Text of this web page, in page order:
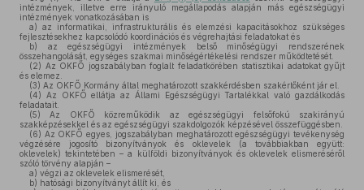
intézmények, illetve erre irányuló megállapodás alapján más egészségügyi
intézmények vonatkozásában is
a) az informatikai, infrastrukturális és elemzési kapacitásokhoz szükséges
fejlesztésekhez kapcsolódó koordinációs és végrehajtási feladatokat és
b) az egészségügyi intézmények belső minőségügyi rendszerének
összehangolását, egységes szakmai minőségértékelési rendszer működtetését.
(2) Az OKFŐ jogszabályban foglalt feladatkörében statisztikai adatokat gyűjt
és elemez.
(3) Az OKFŐ Kormány által meghatározott szakkérdésben szakértőként jár el.
(4) Az OKFŐ ellátja az Állami Egészségügyi Tartalékkal való gazdálkodás
feladatait.
(5) Az OKFŐ közreműködik az egészségügyi felsőfokú szakirányú
szakképzésekkel és az egészségügyi szakdolgozók képzésével összefüggésben.
(6) Az OKFŐ egyes, jogszabályban meghatározott egészségügyi tevékenység
végzésére jogosító bizonyítványok és oklevelek (a továbbiakban együtt:
oklevelek) tekintetében – a külföldi bizonyítványok és oklevelek elismeréséről
szóló törvény alapján –
a) végzi az oklevelek elismerését,
b) hatósági bizonyítványt állít ki, és